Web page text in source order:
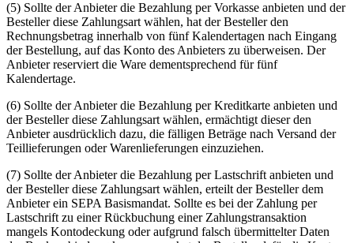
(5) Sollte der Anbieter die Bezahlung per Vorkasse anbieten und der
Besteller diese Zahlungsart wählen, hat der Besteller den
Rechnungsbetrag innerhalb von fünf Kalendertagen nach Eingang
der Bestellung, auf das Konto des Anbieters zu überweisen. Der
Anbieter reserviert die Ware dementsprechend für fünf
Kalendertage.
(6) Sollte der Anbieter die Bezahlung per Kreditkarte anbieten und
der Besteller diese Zahlungsart wählen, ermächtigt dieser den
Anbieter ausdrücklich dazu, die fälligen Beträge nach Versand der
Teillieferungen oder Warenlieferungen einzuziehen.
(7) Sollte der Anbieter die Bezahlung per Lastschrift anbieten und
der Besteller diese Zahlungsart wählen, erteilt der Besteller dem
Anbieter ein SEPA Basismandat. Sollte es bei der Zahlung per
Lastschrift zu einer Rückbuchung einer Zahlungstransaktion
mangels Kontodeckung oder aufgrund falsch übermittelter Daten